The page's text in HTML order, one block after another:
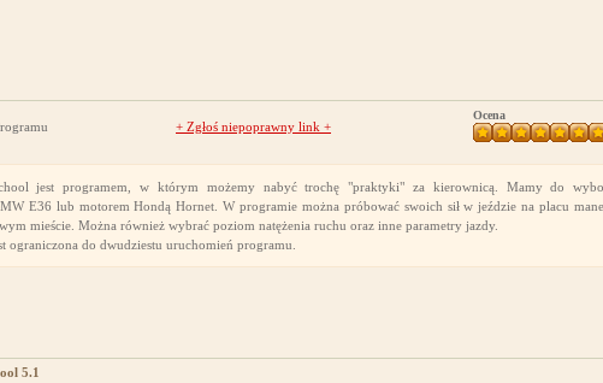
+ Zgłoś niepoprawny link +
Ocena
jest programem, w którym możemy nabyć trochę "praktyki" za kierownicą. Mamy do
E36 lub motorem Hondą Hornet. W programie można próbować swoich sił w jeździe na placu
mieście. Można również wybrać poziom natężenia ruchu oraz inne parametry jazdy.
ograniczona do dwudziestu uruchomień programu.
5.1